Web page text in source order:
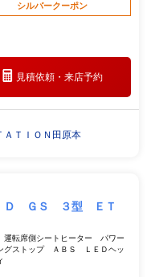
シルバークーポン
見積依頼・来店予約
ＴＩＯＮ田原本
ＩＤ ＧＳ ３型 ＥＴ
転席側シートヒーター パワー
グストップ ＡＢＳ ＬＥＤヘッ